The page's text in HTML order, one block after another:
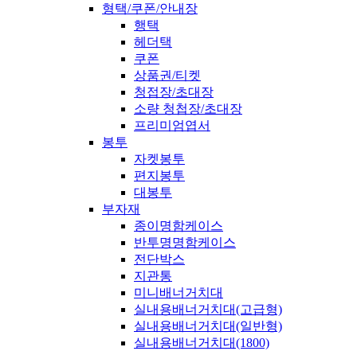
형택/쿠폰/안내장
행택
헤더택
쿠폰
상품권/티켓
청접장/초대장
소량 청첩장/초대장
프리미엄엽서
봉투
자켓봉투
편지봉투
대봉투
부자재
종이명함케이스
반투명명함케이스
전단박스
지관통
미니배너거치대
실내용배너거치대(고급형)
실내용배너거치대(일반형)
실내용배너거치대(1800)